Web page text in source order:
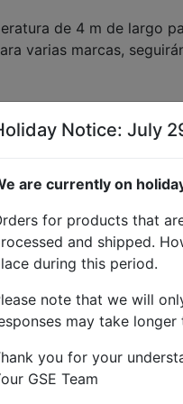
de 4 m de largo
varias marcas,
una
PWM, la longitud
Notice: July
are currently on
for products that
and shipped.
during this period.
note that we will
may take longer
you for your
GSE Team